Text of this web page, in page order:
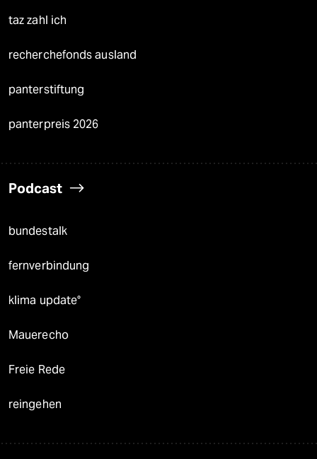
taz zahl ich
recherchefonds ausland
panterstiftung
panterpreis 2026
Podcast
bundestalk
fernverbindung
klima update°
Mauerecho
Freie Rede
reingehen